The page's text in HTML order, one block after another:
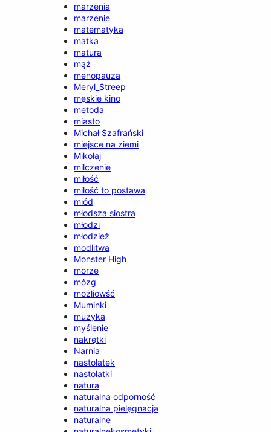
marzenia
marzenie
matematyka
matka
matura
mąż
menopauza
Meryl_Streep
męskie kino
metoda
miasto
Michał Szafrański
miejsce na ziemi
Mikołaj
milczenie
miłość
miłość to postawa
miód
młodsza siostra
młodzi
młodzież
modlitwa
Monster High
morze
mózg
możliowść
Muminki
muzyka
myślenie
nakrętki
Narnia
nastolatek
nastolatki
natura
naturalna odporność
naturalna pielęgnacja
naturalne